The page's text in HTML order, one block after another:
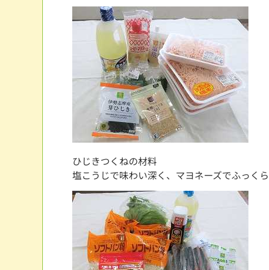
ひじきつくねの材料
塩こうじで味わい深く、マヨネーズでふっく